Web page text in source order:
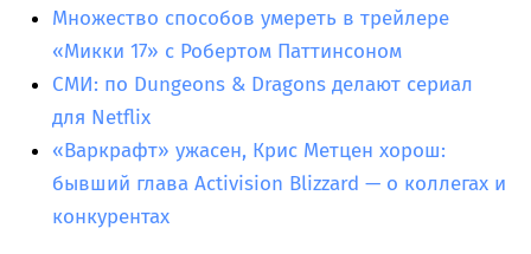
Множество способов умереть в трейлере
«Микки 17» с Робертом Паттинсоном
СМИ: по Dungeons & Dragons делают сериал
для Netflix
«Варкрафт» ужасен, Крис Метцен хорош:
бывший глава Activision Blizzard — о коллегах и
конкурентах